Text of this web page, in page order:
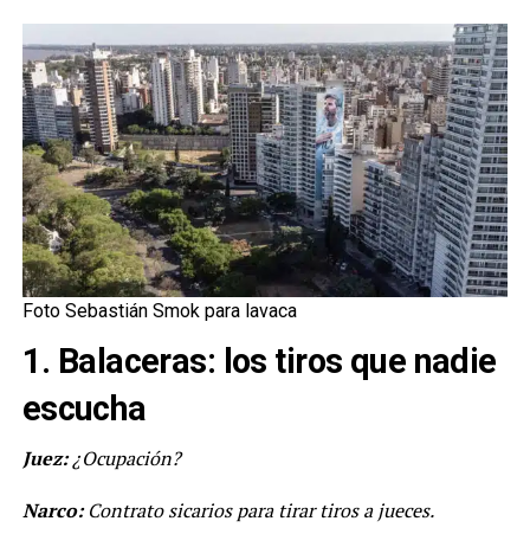
Foto Sebastián Smok para lavaca
1. Balaceras: los tiros que nadie
escucha
Juez:¿Ocupación?
Narco:Contrato sicarios para tirar tiros a jueces.